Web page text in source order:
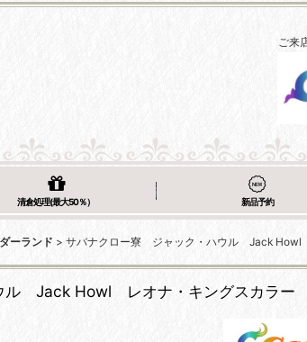
ご来
清倉処理(最大50％） 新品予約
ーランド > サバナクロー寮 ジャック・ハウル Jack
ル Jack Howl レオナ・キングスカラ